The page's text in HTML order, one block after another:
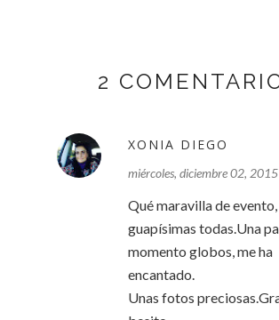
2
XONIA DIEGO
miércoles, diciembre 02, 2015
Qué maravilla de
guapísimas todas.Una
momento globos, me ha
encantado.
Unas fotos